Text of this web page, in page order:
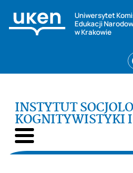
Uniwersytet
Edukacji
w Krakowie
INSTYTUT
KOGNITYWISTYKI